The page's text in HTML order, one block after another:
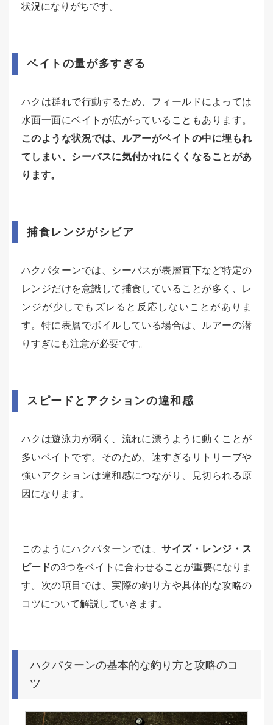
状況になりがちです。
ベイトの量が多すぎる
ハクは群れで行動するため、フィールドによっては
水面一面にベイトが広がっていることもあります。
このような状況では、ルアーがベイトの中に埋もれ
てしまい、シーバスに気付かれにくくなることがあ
ります。
捕食レンジがシビア
ハクパターンでは、シーバスが表層直下など特定の
レンジだけを意識して捕食していることが多く、レ
ンジが少しでもズレると反応しないことがありま
す。特に表層でボイルしている場合は、ルアーの潜
りすぎにも注意が必要です。
スピードとアクションの違和感
ハクは遊泳力が弱く、流れに漂うように動くことが
多いベイトです。そのため、速すぎるリトリーブや
強いアクションは違和感につながり、見切られる原
因になります。
このようにハクパターンでは、サイズ・レンジ・ス
ピードの3つをベイトに合わせることが重要になりま
す。次の項目では、実際の釣り方や具体的な攻略の
コツについて解説していきます。
ハクパターンの基本的な釣り方と攻略のコ
ツ